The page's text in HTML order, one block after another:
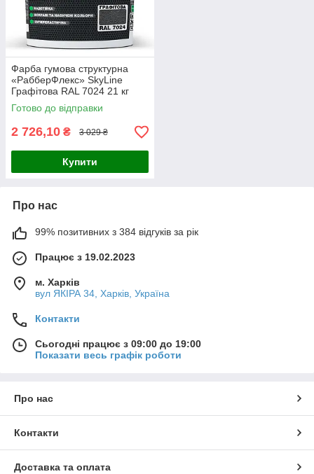
Фарба гумова структурна
«РабберФлекс» SkyLine
Графітова RAL 7024 21 кг
Готово до відправки
2 726,10 ₴ 3 029 ₴
Купити
Про нас
99% позитивних з 384 відгуків за рік
Працює з 19.02.2023
м. Харків
вул ЯКІРА 34, Харків, Україна
Контакти
Сьогодні працює з 09:00 до 19:00
Показати весь графік роботи
Про нас
Контакти
Доставка та оплата